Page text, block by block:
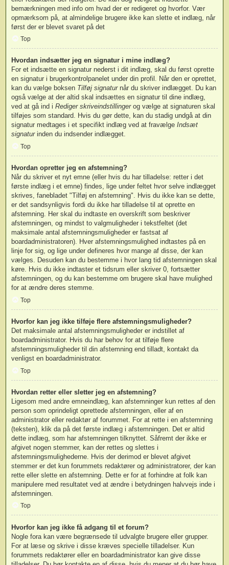
bemærkningen med info om hvad der er redigeret og hvorfor. Vær
opmærksom på, at almindelige brugere ikke kan slette et indlæg, når
først der er blevet svaret på det
Top
Hvordan indsætter jeg en signatur i mine indlæg?
For et indsætte en signatur nederst i dit indlæg, skal du først oprette
en signatur i brugerkontrolpanelet under din profil. Når den er oprettet,
kan du vælge boksen Tilføj signaturnår du skriver indlægget. Du kan
også vælge at der altid skal indsættes en signatur til dine indlæg,
ved at gå ind i Rediger skriveindstillingerog vælge at signaturen skal
tilføjes som standard. Hvis du gør dette, kan du stadig undgå at din
signatur medtages i et specifikt indlæg ved at fravælge Indsæt
signaturinden du indsender indlægget.
Top
Hvordan opretter jeg en afstemning?
Når du skriver et nyt emne (eller hvis du har tilladelse: retter i det
første indlæg i et emne) findes, lige under feltet hvor selve indlægget
skrives, fanebladet "Tilføj en afstemning". Hvis du ikke kan se dette,
er det sandsynligvis fordi du ikke har tilladelse til at oprette en
afstemning. Her skal du indtaste en overskrift som beskriver
afstemningen, og mindst to valgmuligheder i tekstfeltet (det
maksimale antal afstemningsmuligheder er fastsat af
boardadministratoren). Hver afstemningsmulighed indtastes på en
linje for sig, og lige under defineres hvor mange af disse, der kan
vælges. Desuden kan du bestemme i hvor lang tid afstemningen skal
køre. Hvis du ikke indtaster et tidsrum eller skriver 0, fortsætter
afstemningen, og du kan bestemme om brugere skal have mulighed
for at ændre deres stemme.
Top
Hvorfor kan jeg ikke tilføje flere afstemningsmuligheder?
Det maksimale antal afstemningsmuligheder er indstillet af
boardadministrator. Hvis du har behov for at tilføje flere
afstemningsmuligheder til din afstemning end tilladt, kontakt da
venligst en boardadministrator.
Top
Hvordan retter eller sletter jeg en afstemning?
Ligesom med andre emneindlæg, kan afstemninger kun rettes af den
person som oprindeligt oprettede afstemningen, eller af en
administrator eller redaktør af forummet. For at rette i en afstemning
(teksten), klik da på det første indlæg i afstemningen. Det er altid
dette indlæg, som har afstemningen tilknyttet. Såfremt der ikke er
afgivet nogen stemmer, kan der rettes og slettes i
afstemningsmulighederne. Hvis der derimod er blevet afgivet
stemmer er det kun forummets redaktører og administratorer, der kan
rette eller slette en afstemning. Dette er for at forhindre at folk kan
manipulere med resultatet ved at ændre i betydningen halvvejs inde i
afstemningen.
Top
Hvorfor kan jeg ikke få adgang til et forum?
Nogle fora kan være begrænsede til udvalgte brugere eller grupper.
For at læse og skrive i disse kræves specielle tilladelser. Kun
forummets redaktører eller en boardadministrator kan give disse